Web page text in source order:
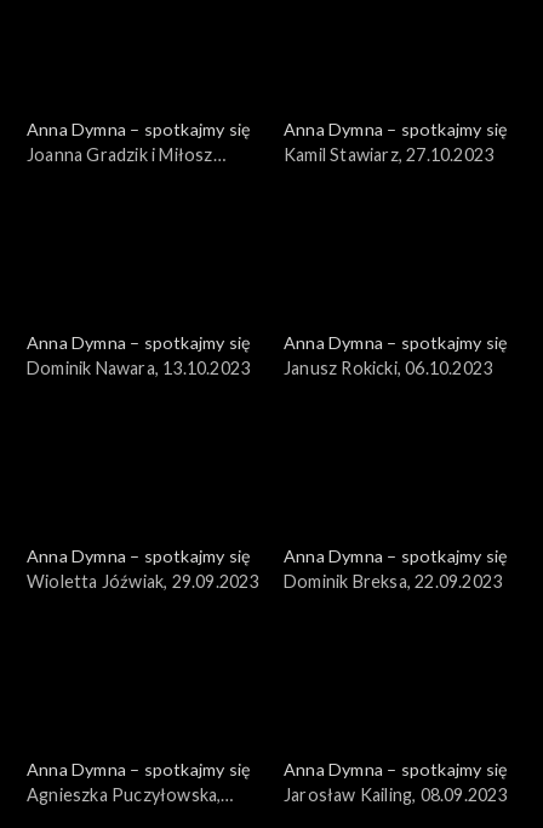
Anna Dymna – spotkajmy się
Joanna Gradzik i Miłosz
Anna Dymna – spotkajmy się
Kamil Stawiarz, 27.10.2023
Anna Dymna – spotkajmy się
Dominik Nawara, 13.10.2023
Anna Dymna – spotkajmy się
Janusz Rokicki, 06.10.2023
Anna Dymna – spotkajmy się
Wioletta Jóźwiak, 29.09.2023
Anna Dymna – spotkajmy się
Dominik Breksa, 22.09.2023
Anna Dymna – spotkajmy się
Agnieszka Puczyłowska,
Anna Dymna – spotkajmy się
Jarosław Kailing, 08.09.2023